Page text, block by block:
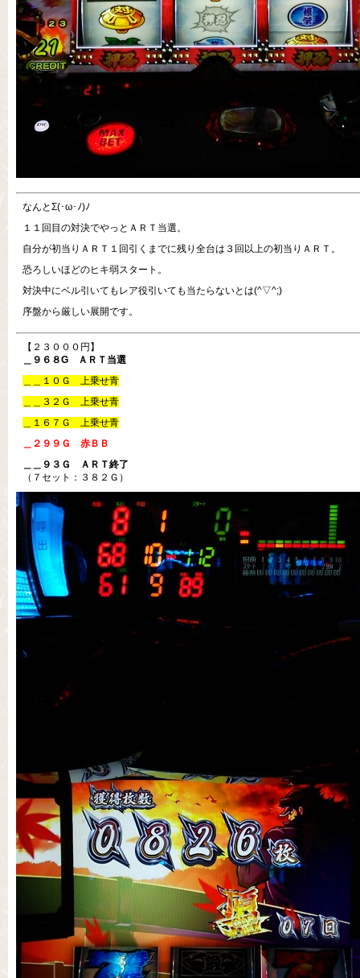
なんとΣ(･ω･ﾉ)ﾉ
１１回目の対決でやっとＡＲＴ当選。
自分が初当りＡＲＴ１回引くまでに残り全台は３回以上の初当りＡＲＴ。
恐ろしいほどのヒキ弱スタート。
対決中にベル引いてもレア役引いても当たらないとは(^▽^;)
序盤から厳しい展開です。
【２３０００円】
＿９６８G ＡＲＴ当選
＿＿１０Ｇ 上乗せ青
＿＿３２Ｇ 上乗せ青
＿１６７Ｇ 上乗せ青
＿２９９Ｇ 赤ＢＢ
＿＿９３Ｇ ＡＲＴ終了
（７セット：３８２Ｇ）